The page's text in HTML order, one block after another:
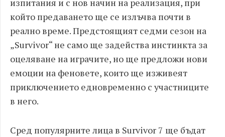
който предаването ще се излъчва почти в
реално време. Предстоящият седми сезон на
„Survivor“ не само ще задейства инстинкта за
оцеляване на играчите, но ще предложи нови
емоции на феновете, които ще изживеят
приключението едновременно с участниците
в него.
Сред популярните лица в Survivor 7 ще бъдат